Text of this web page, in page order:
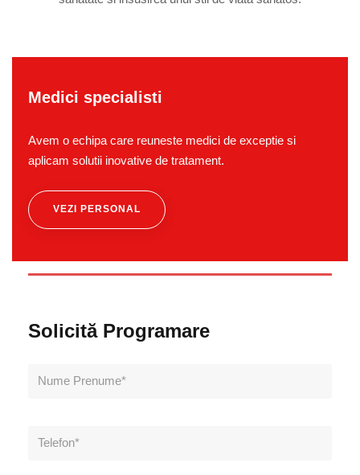
Medici specialisti
Avem o echipa care reuneste medici de exceptie si
aplicam solutii inovative de tratament.
VEZI PERSONAL
Solicită Programare